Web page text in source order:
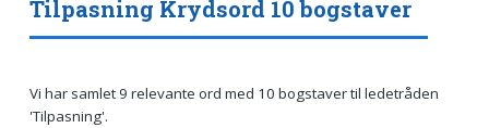
Tilpasning Krydsord 10 bogstaver
Vi har samlet 9 relevante ord med 10 bogstaver til ledetråden
'Tilpasning'.